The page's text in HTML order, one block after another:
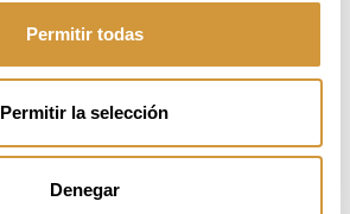
Permitir todas
Permitir la selección
Denegar
790,00 €